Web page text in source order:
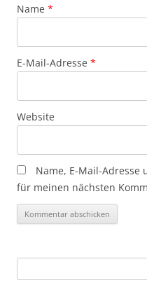
Name *
E-Mail-Adresse *
Website
Name, E-Mail-Adresse
für meinen nächsten
nach: